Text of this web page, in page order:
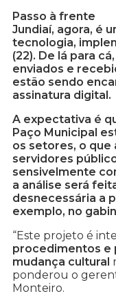
Passo à frente
Jundiaí, agora, é
tecnologia,
(22). De lá para
enviados e
estão sendo
assinatura digital.
A expectativa é
Paço Municipal
os setores, o que
servidores
sensivelmente
a análise será
desnecessária a
exemplo, no
“Este projeto é
procedimentos e
mudança cultural
ponderou o
Monteiro.